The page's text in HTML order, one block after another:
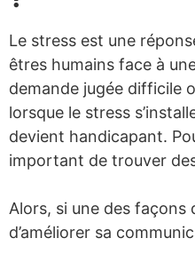
Le stress est une
êtres humains face à
demande jugée difficile
lorsque le stress
devient handicapant.
important de trouver
Alors, si une des façons
d’améliorer sa